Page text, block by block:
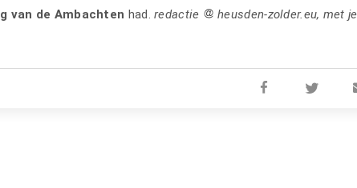
van de Ambachten had.redactie
heusden-zolder.eu, met je